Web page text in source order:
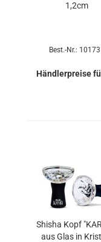
1,2cm
Best.-Nr.:
Händlerpreise
Shi­sha Kopf
aus Glas in